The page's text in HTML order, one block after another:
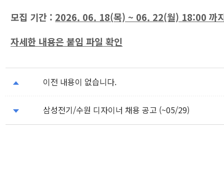
모집 기간 : 2026. 06. 18(목) ~ 06. 22(월) 18:00 까
자세한 내용은 붙임 파일 확인
이전 내용이 없습니다.
삼성전기/수원 디자이너 채용 공고 (~05/29)